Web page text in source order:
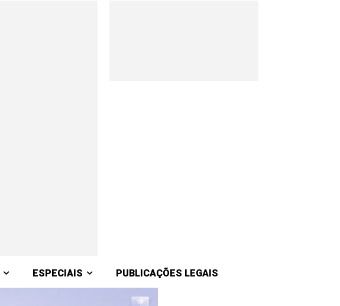
ESPECIAIS PUBLICAÇÕES LEGAIS